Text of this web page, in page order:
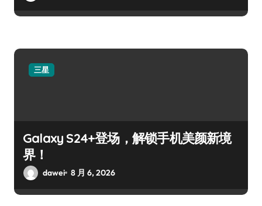
三星
Galaxy S24+登场，解锁手机美颜新境
界！
dawei 8 月 6, 2026